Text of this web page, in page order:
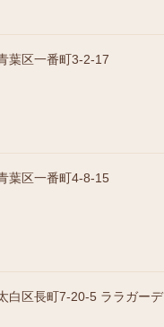
葉区一番町3-2-17
葉区一番町4-8-15
白区長町7-20-5 ララガーデ